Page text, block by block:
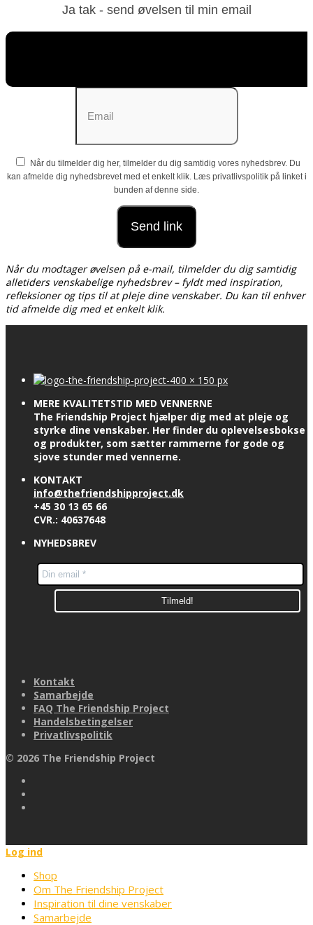
Ja tak - send øvelsen til min email
Når du tilmelder dig her, tilmelder du dig samtidig vores nyhedsbrev. Du
kan afmelde dig nyhedsbrevet med et enkelt klik. Læs privatlivspolitik på linket i
bunden af denne side.
Når du modtager øvelsen på e-mail, tilmelder du dig samtidig
alletiders venskabelige nyhedsbrev – fyldt med inspiration,
refleksioner og tips til at pleje dine venskaber. Du kan til enhver
tid afmelde dig med et enkelt klik.
MERE KVALITETSTID MED VENNERNE
The Friendship Project hjælper dig med at pleje og
styrke dine venskaber. Her finder du oplevelsesbokse
og produkter, som sætter rammerne for gode og
sjove stunder med vennerne.
KONTAKT
info@thefriendshipproject.dk
+45 30 13 65 66
CVR.: 40637648
NYHEDSBREV
Kontakt
Samarbejde
FAQ The Friendship Project
Handelsbetingelser
Privatlivspolitik
© 2026 The Friendship Project
Log ind
Shop
Om The Friendship Project
Inspiration til dine venskaber
Samarbejde